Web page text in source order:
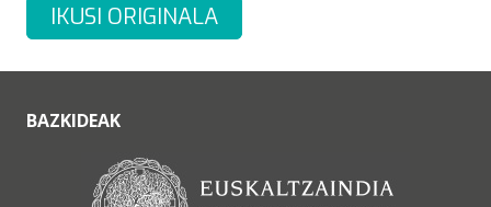
IKUSI ORIGINALA
BAZKIDEAK